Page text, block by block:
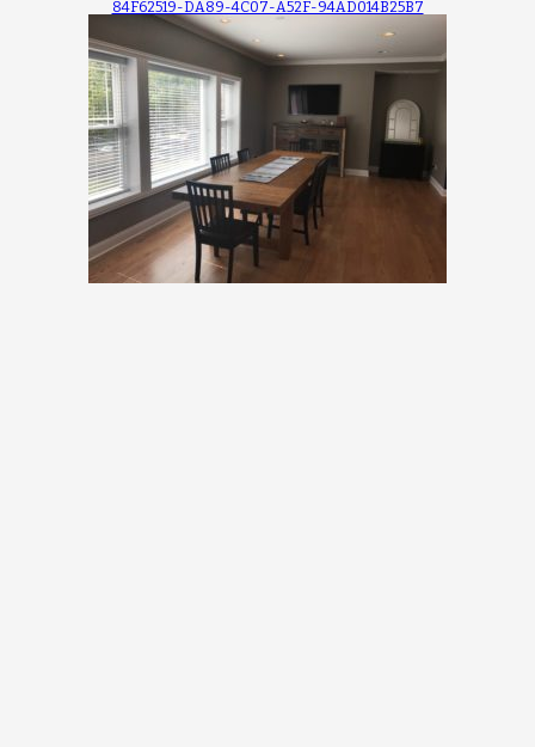
84F62519-DA89-4C07-A52F-94AD014B25B7